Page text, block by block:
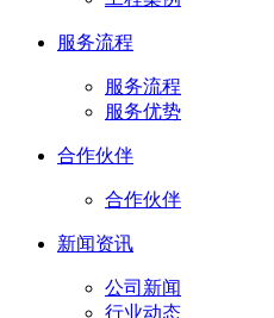
服务流程
服务流程
服务优势
合作伙伴
合作伙伴
新闻资讯
公司新闻
行业动态